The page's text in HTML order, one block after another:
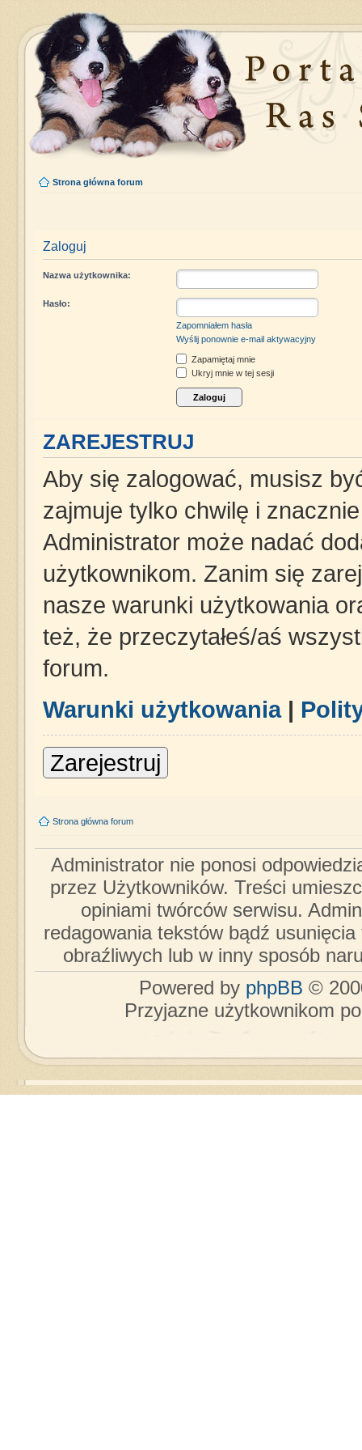
Strona główna forum
Zaloguj
Nazwa użytkownika:
Hasło:
Zapomniałem hasła
Wyślij ponownie e-mail aktywacyjny
Zapamiętaj mnie
Ukryj mnie w tej sesji
ZAREJESTRUJ
Aby się zalogować, musisz
zajmuje tylko chwilę i
Administrator może nadać
użytkownikom. Zanim się
nasze warunki użytkowania
też, że przeczytałeś/aś
forum.
Warunki użytkowania|
Zarejestruj
Strona główna forum
Administrator nie ponosi
przez Użytkowników. Treści
opiniami twórców serwisu.
redagowania tekstów bądź
obraźliwych lub w inny sposób
Powered by phpBB ©
Przyjazne użytkownikom